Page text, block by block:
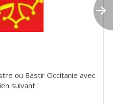
ou Bastir Occitanie avec
suivant :